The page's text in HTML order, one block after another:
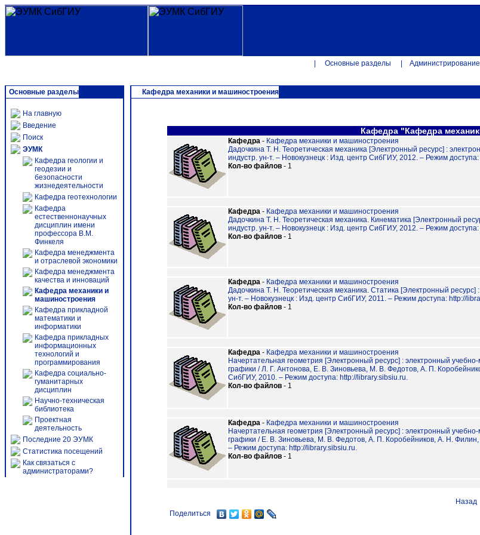
Основные разделы Администрирование
Основные разделы
На главную
Введение
Поиск
ЭУМК
Кафедра геологии и
геодезии и
безопасности
жизнедеятельности
Кафедра геотехнологии
Кафедра
естественнонаучных
дисциплин имени
профессора В.М.
Финкеля
Кафедра менеджмента
и отраслевой экономики
Кафедра менеджмента
качества и инноваций
Кафедра механики и
машиностроения
Кафедра прикладной
математики и
информатики
Кафедра прикладных
информационных
технологий и
программирования
Кафедра социально-
гуманитарных
дисциплин
Научно-техническая
библиотека
Проектная
деятельность
Последние 20 ЭУМК
Статистика посещений
Как связаться с
администраторами?
Кафедра механики и машиностроения
Кафедра "Кафедра
Кафедра - Кафедра механики и машиностроения
Дадочкина Т. Н. Теоретическая механика [Электронный ресурс] :
индустр. ун-т. – Новокузнецк : Изд. центр СибГИУ, 2012. – Режим
Кол-во файлов - 1
Кафедра - Кафедра механики и машиностроения
Дадочкина Т. Н. Теоретическая механика. Кинематика [Электронный
индустр. ун-т. – Новокузнецк : Изд. центр СибГИУ, 2012. – Режим
Кол-во файлов - 1
Кафедра - Кафедра механики и машиностроения
Дадочкина Т. Н. Теоретическая механика. Статика [Электронный
ун-т. – Новокузнецк : Изд. центр СибГИУ, 2011. – Режим доступа: http://
Кол-во файлов - 1
Кафедра - Кафедра механики и машиностроения
Начертательная геометрия [Электронный ресурс] : электронный
графики / Л. Г. Антонова, Е. В. Зиновьева, М. В. Федотов, А. П.
СибГИУ, 2010. – Режим доступа: http://library.sibsiu.ru.
Кол-во файлов - 1
Кафедра - Кафедра механики и машиностроения
Начертательная геометрия [Электронный ресурс] : электронный
графики / Е. В. Зиновьева, М. В. Федотов, А. П. Коробейников, А. Н.
– Режим доступа: http://library.sibsiu.ru.
Кол-во файлов - 1
Назад
Поделиться